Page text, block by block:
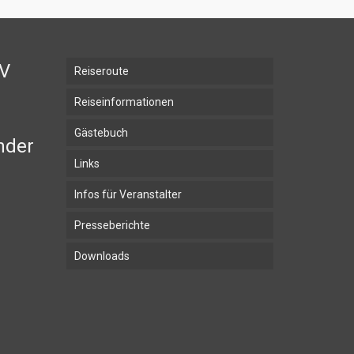
Reiseroute
Reiseinformationen
Gästebuch
Links
Infos für Veranstalter
Presseberichte
Downloads